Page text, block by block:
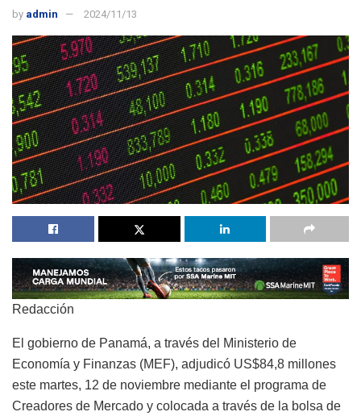
by admin 2024/11/13
Redacción
El gobierno de Panamá, a través del Ministerio de
Economía y Finanzas (MEF), adjudicó US$84,8 millones
este martes, 12 de noviembre mediante el programa de
Creadores de Mercado y colocada a través de la bolsa de